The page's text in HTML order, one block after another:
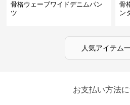
骨格ウェーブワイドデニムパン
ツ
骨
ン
人気アイテム
お支払い方法